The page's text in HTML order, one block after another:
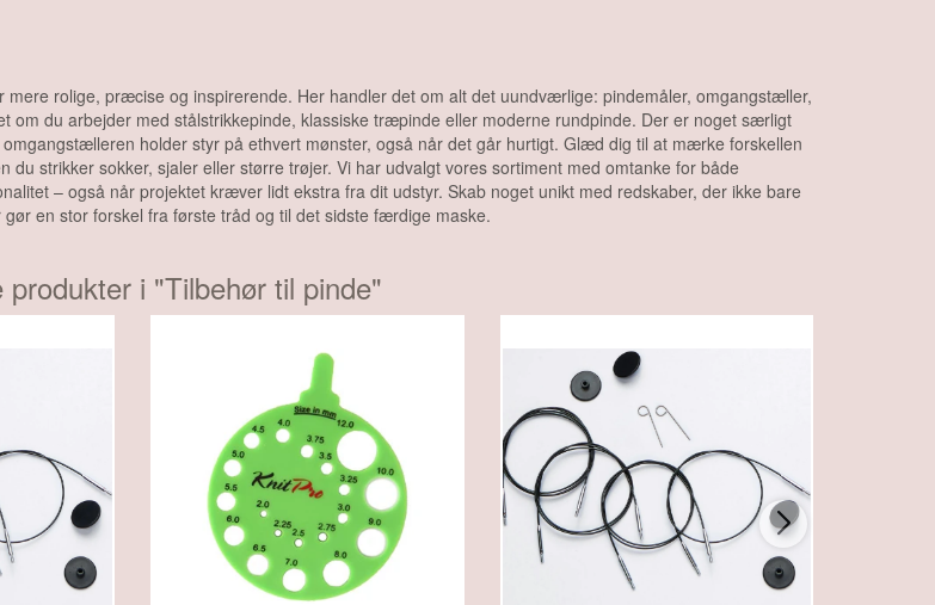
rolige, præcise og inspirerende. Her handler det om alt det uundværlige: pindemåler, omgangstæller,
du arbejder med stålstrikkepinde, klassiske træpinde eller moderne rundpinde. Der er noget særligt
holder styr på ethvert mønster, også når det går hurtigt. Glæd dig til at mærke forskellen
strikker sokker, sjaler eller større trøjer. Vi har udvalgt vores sortiment med omtanke for både
– også når projektet kræver lidt ekstra fra dit udstyr. Skab noget unikt med redskaber, der ikke bare
en stor forskel fra første tråd og til det sidste færdige maske.
i "Tilbehør til pinde"